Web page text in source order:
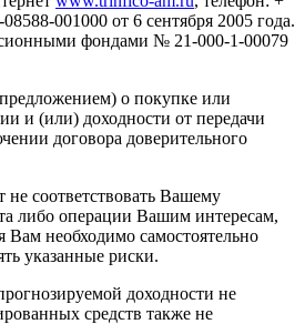
001000 от 6 сентября 2005 года.
фондами № 21-000-1-00079
о покупке или
и (или) доходности от передачи
договора доверительного
соответствовать Вашему
либо операции Вашим интересам,
необходимо самостоятельно
указанные риски.
доходности не
средств также не